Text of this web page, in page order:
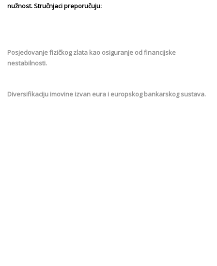
nužnost. Stručnjaci preporučuju:
Posjedovanje fizičkog zlata kao osiguranje od financijske
nestabilnosti.
Diversifikaciju imovine izvan eura i europskog bankarskog sustava.